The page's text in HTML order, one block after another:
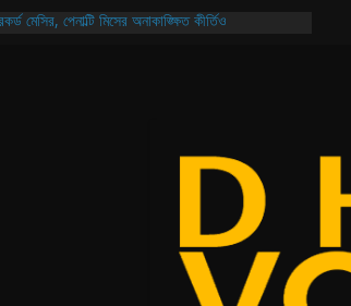
মেসির, পেনাল্টি মিসের অনাকাঙ্ক্ষিত কীর্তিও